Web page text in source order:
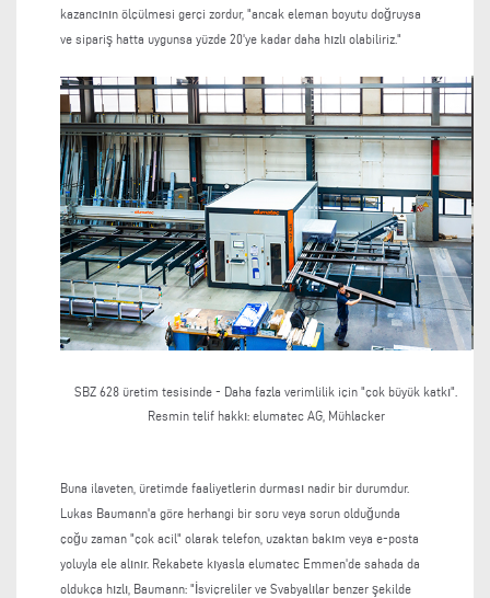
kazancının ölçülmesi gerçi zordur, "ancak eleman boyutu doğruysa
ve sipariş hatta uygunsa yüzde 20'ye kadar daha hızlı olabiliriz."
SBZ 628 üretim tesisinde - Daha fazla verimlilik için "çok büyük katkı".
Resmin telif hakkı: elumatec AG, Mühlacker
Buna ilaveten, üretimde faaliyetlerin durması nadir bir durumdur.
Lukas Baumann'a göre herhangi bir soru veya sorun olduğunda
çoğu zaman "çok acil" olarak telefon, uzaktan bakım veya e-posta
yoluyla ele alınır. Rekabete kıyasla elumatec Emmen'de sahada da
oldukça hızlı, Baumann: "İsviçreliler ve Svabyalılar benzer şekilde